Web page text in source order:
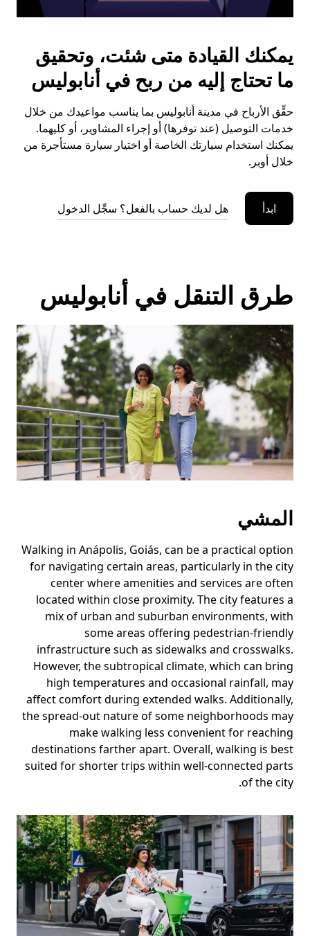
يمكنك القيادة متى شئت، وتحقيق
ما تحتاج إليه من ربح في أنابوليس
حقِّق الأرباح في مدينة أنابوليس بما يناسب مواعيدك من خلال
خدمات التوصيل (عند توفرها) أو إجراء المشاوير، أو كليهما.
يمكنك استخدام سيارتك الخاصة أو اختيار سيارة مستأجرة من
خلال أوبر.
ابدأ هل لديك حساب بالفعل؟ سجِّل الدخول
طرق التنقل في أنابوليس
المشي
Walking in Anápolis, Goiás, can be a practical option
for navigating certain areas, particularly in the city
center where amenities and services are often
located within close proximity. The city features a
mix of urban and suburban environments, with
some areas offering pedestrian-friendly
infrastructure such as sidewalks and crosswalks.
However, the subtropical climate, which can bring
high temperatures and occasional rainfall, may
affect comfort during extended walks. Additionally,
the spread-out nature of some neighborhoods may
make walking less convenient for reaching
destinations farther apart. Overall, walking is best
suited for shorter trips within well-connected parts
of the city.